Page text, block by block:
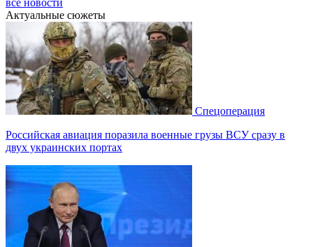
Актуальные сюжеты
Спецоперация
Российская авиация поразила военные грузы ВСУ сразу в
двух украинских портах